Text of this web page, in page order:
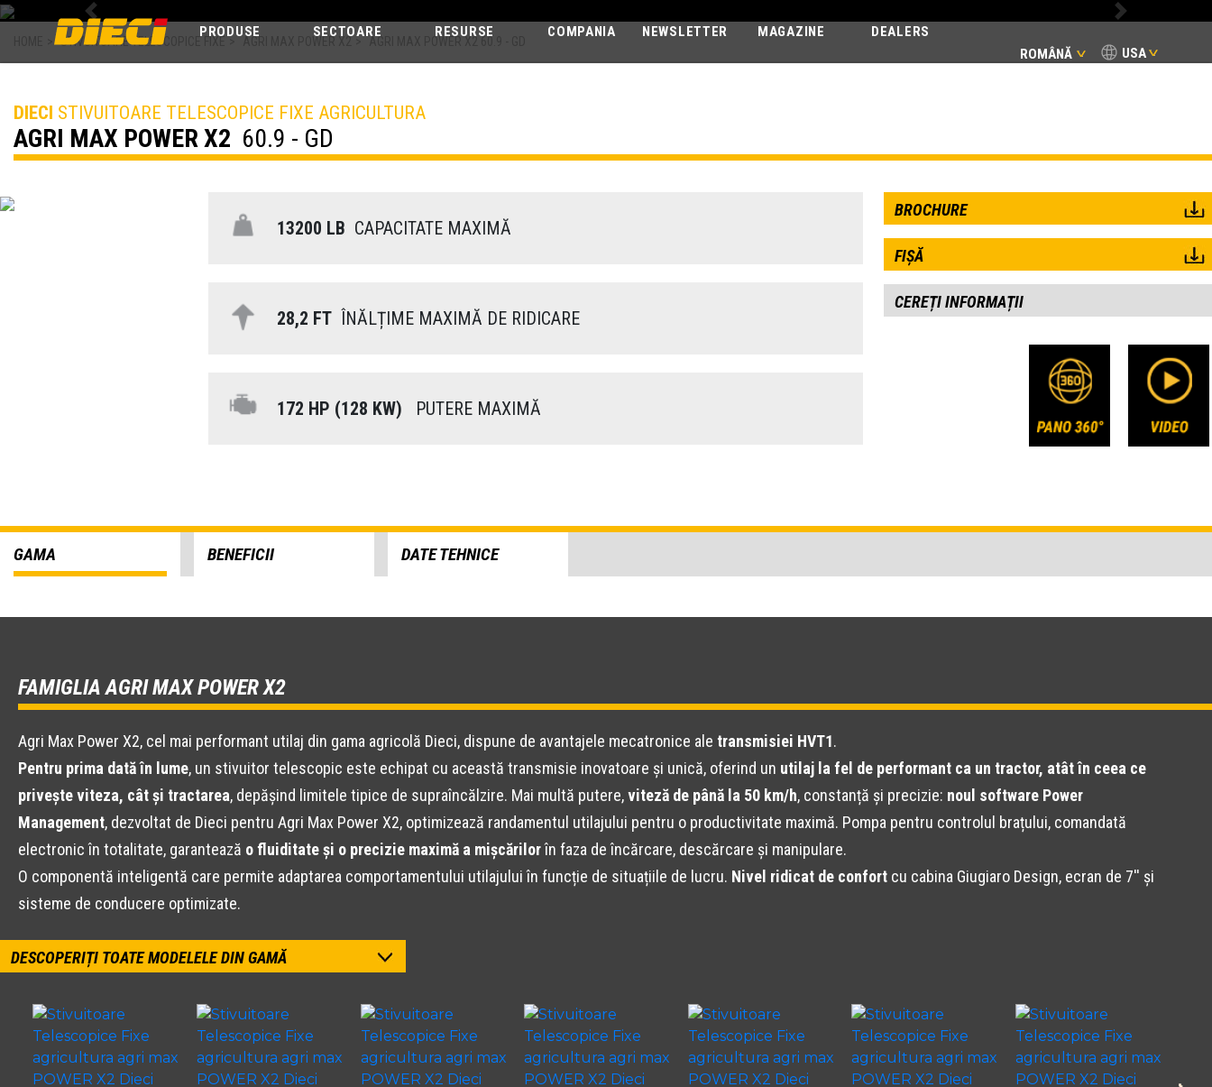
USA
ROMÂNĂ
NEWSLETTER MAGAZINE DEALERS
PRODUSE SECTOARE RESURSE COMPANIA
Previous Next
AGRI MAX POWER X2
STIVUITOARE TELESCOPICE FIXE
DIECI STIVUITOARE TELESCOPICE FIXE AGRICULTURA
AGRI MAX POWER X2 60.9 - GD
13200 LB CAPACITATE MAXIMĂ
28,2 FTÎNĂLȚIME MAXIMĂ DE RIDICARE
172 HP (128 KW) PUTERE MAXIMĂ
BROCHURE
FIȘĂ
CEREȚI INFORMAȚII
GAMA BENEFICII DATE TEHNICE
FAMIGLIA AGRI MAX POWER X2
Agri Max Power X2, cel mai performant utilaj din gama agricolă Dieci, dispune de avantajele mecatronice ale transmisiei HVT1.
Pentru prima dată în lume, un stivuitor telescopic este echipat cu această transmisie inovatoare și unică, oferind un utilaj la fel de performant ca un tractor, atât în ceea ce
privește viteza, cât și tractarea, depășind limitele tipice de supraîncălzire. Mai multă putere,viteză de până la 50 km/h, constanță și precizie: noul software Power
Management, dezvoltat de Dieci pentru Agri Max Power X2, optimizează randamentul utilajului pentru o productivitate maximă. Pompa pentru controlul brațului, comandată
electronic în totalitate, garantează o fluiditate și o precizie maximă a mișcărilorîn faza de încărcare, descărcare și manipulare.
O componentă inteligentă care permite adaptarea comportamentului utilajului în funcție de situațiile de lucru. Nivel ridicat de confort cu cabina Giugiaro Design, ecran de 7'' și
sisteme de conducere optimizate.
DESCOPERIȚI TOATE MODELELE DIN GAMĂ